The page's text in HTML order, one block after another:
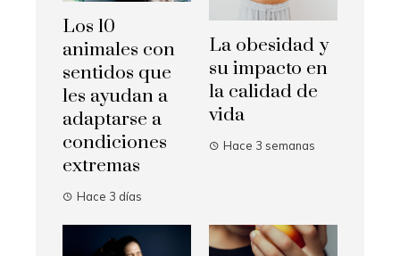
Los 10
animales con
sentidos que
les ayudan a
adaptarse a
condiciones
extremas
Hace 3 días
La obesidad y
su impacto en
la calidad de
vida
Hace 3 semanas